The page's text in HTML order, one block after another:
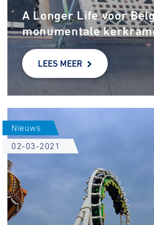
A Longer Life voor
monumentale
LEES MEER
Nieuws
02-03-2021